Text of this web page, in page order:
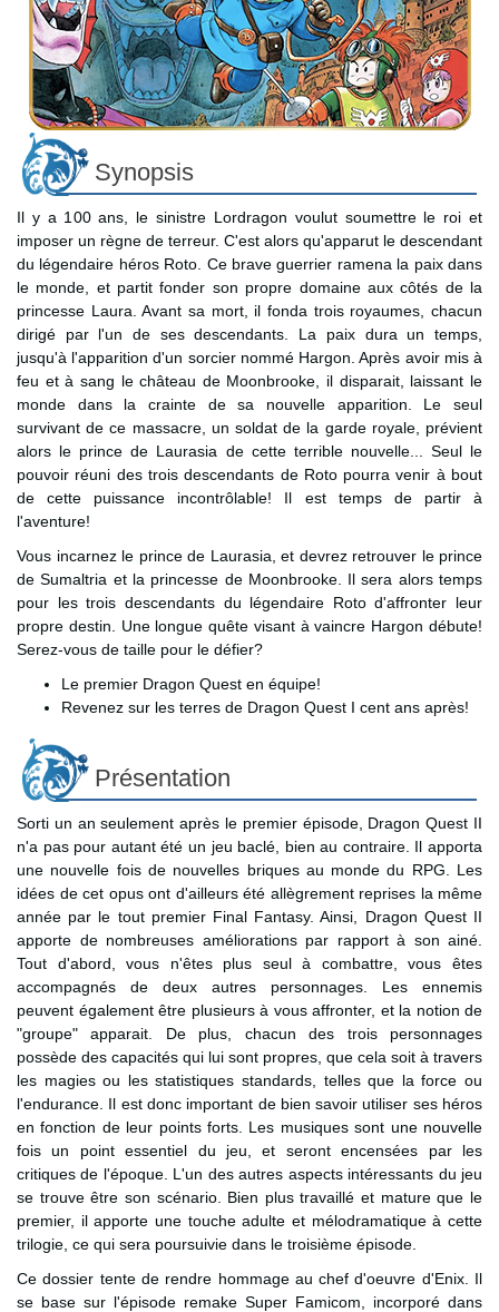
Synopsis
Il y a 100 ans, le sinistre Lordragon voulut soumettre le roi et
imposer un règne de terreur. C'est alors qu'apparut le descendant
du légendaire héros Roto. Ce brave guerrier ramena la paix dans
le monde, et partit fonder son propre domaine aux côtés de la
princesse Laura. Avant sa mort, il fonda trois royaumes, chacun
dirigé par l'un de ses descendants. La paix dura un temps,
jusqu'à l'apparition d'un sorcier nommé Hargon. Après avoir mis à
feu et à sang le château de Moonbrooke, il disparait, laissant le
monde dans la crainte de sa nouvelle apparition. Le seul
survivant de ce massacre, un soldat de la garde royale, prévient
alors le prince de Laurasia de cette terrible nouvelle... Seul le
pouvoir réuni des trois descendants de Roto pourra venir à bout
de cette puissance incontrôlable! Il est temps de partir à
l'aventure!
Vous incarnez le prince de Laurasia, et devrez retrouver le prince
de Sumaltria et la princesse de Moonbrooke. Il sera alors temps
pour les trois descendants du légendaire Roto d'affronter leur
propre destin. Une longue quête visant à vaincre Hargon débute!
Serez-vous de taille pour le défier?
Le premier Dragon Quest en équipe!
Revenez sur les terres de Dragon Quest I cent ans après!
Présentation
Sorti un an seulement après le premier épisode, Dragon Quest II
n'a pas pour autant été un jeu baclé, bien au contraire. Il apporta
une nouvelle fois de nouvelles briques au monde du RPG. Les
idées de cet opus ont d'ailleurs été allègrement reprises la même
année par le tout premier Final Fantasy. Ainsi, Dragon Quest II
apporte de nombreuses améliorations par rapport à son ainé.
Tout d'abord, vous n'êtes plus seul à combattre, vous êtes
accompagnés de deux autres personnages. Les ennemis
peuvent également être plusieurs à vous affronter, et la notion de
"groupe" apparait. De plus, chacun des trois personnages
possède des capacités qui lui sont propres, que cela soit à travers
les magies ou les statistiques standards, telles que la force ou
l'endurance. Il est donc important de bien savoir utiliser ses héros
en fonction de leur points forts. Les musiques sont une nouvelle
fois un point essentiel du jeu, et seront encensées par les
critiques de l'époque. L'un des autres aspects intéressants du jeu
se trouve être son scénario. Bien plus travaillé et mature que le
premier, il apporte une touche adulte et mélodramatique à cette
trilogie, ce qui sera poursuivie dans le troisième épisode.
Ce dossier tente de rendre hommage au chef d'oeuvre d'Enix. Il
se base sur l'épisode remake Super Famicom, incorporé dans